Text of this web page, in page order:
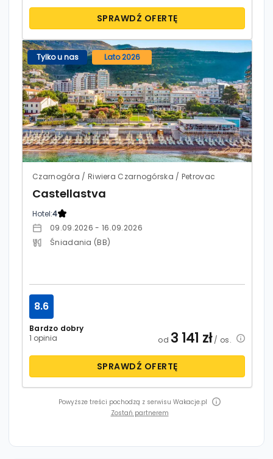
SPRAWDŹ OFERTĘ
Tylko u nas Lato 2026
Czarnogóra / Riwiera Czarnogórska / Petrovac
Castellastva
Hotel:4
09.09.2026 - 16.09.2026
Śniadania (BB)
Bardzo dobry
1 opinia
8.6
od 3 141 zł/ os.
SPRAWDŹ OFERTĘ
Powyższe treści pochodzą z serwisu Wakacje.pl
Zostań partnerem